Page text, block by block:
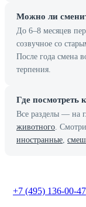
Можно ли
До 6–8 месяцев
созвучное со
После года смена
терпения.
Где посмотреть
Все разделы — на
животного .
иностранные
+7 (495) 136-00-47